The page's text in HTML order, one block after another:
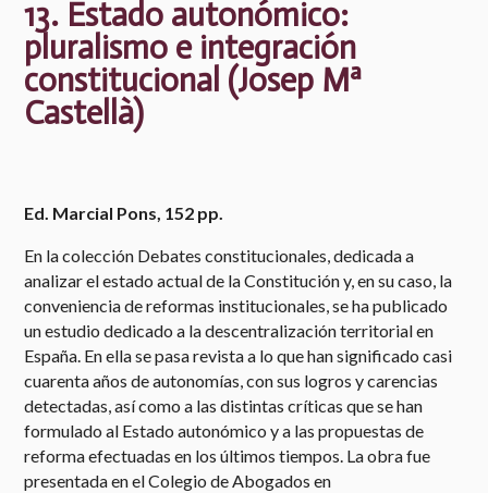
13. Estado autonómico:
pluralismo e integración
constitucional (Josep Mª
Castellà)
Ed. Marcial Pons, 152 pp.
En la colección Debates constitucionales, dedicada a
analizar el estado actual de la Constitución y, en su caso, la
conveniencia de reformas institucionales, se ha publicado
un estudio dedicado a la descentralización territorial en
España. En ella se pasa revista a lo que han significado casi
cuarenta años de autonomías, con sus logros y carencias
detectadas, así como a las distintas críticas que se han
formulado al Estado autonómico y a las propuestas de
reforma efectuadas en los últimos tiempos. La obra fue
presentada en el Colegio de Abogados en